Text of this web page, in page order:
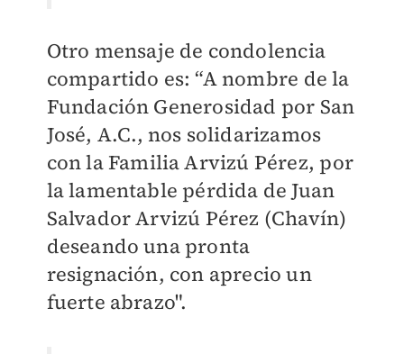
Otro mensaje de condolencia
compartido es: “A nombre de la
Fundación Generosidad por San
José, A.C., nos solidarizamos
con la Familia Arvizú Pérez, por
la lamentable pérdida de Juan
Salvador Arvizú Pérez (Chavín)
deseando una pronta
resignación, con aprecio un
fuerte abrazo".